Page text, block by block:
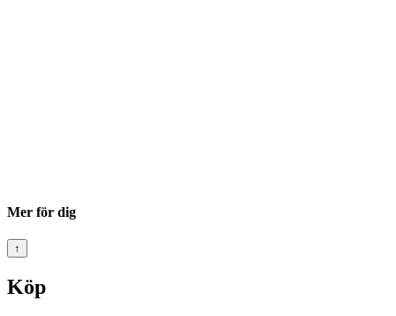
Mer för dig
↑
Köp